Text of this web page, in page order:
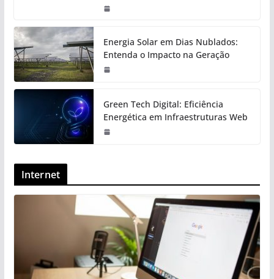
Energia Solar em Dias Nublados:
Entenda o Impacto na Geração
Green Tech Digital: Eficiência
Energética em Infraestruturas Web
Internet